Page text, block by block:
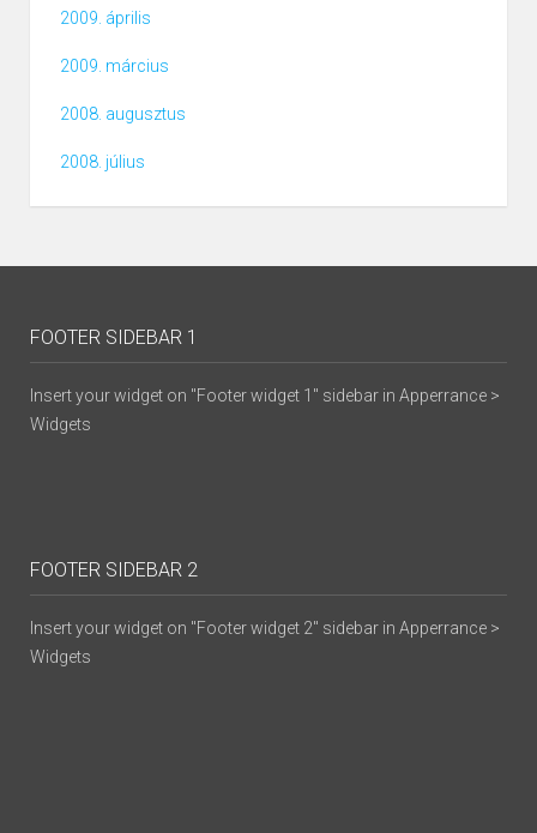
2009. április
2009. március
2008. augusztus
2008. július
FOOTER SIDEBAR 1
Insert your widget on "Footer widget 1" sidebar in Apperrance >
Widgets
FOOTER SIDEBAR 2
Insert your widget on "Footer widget 2" sidebar in Apperrance >
Widgets